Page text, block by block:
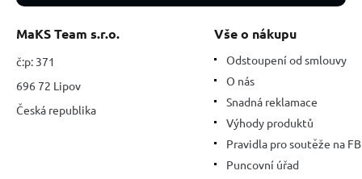
MaKS Team s.r.o.
č:p: 371
696 72 Lipov
Česká republika
Vše o nákupu
Odstoupení od smlouvy
O nás
Snadná reklamace
Výhody produktů
Pravidla pro soutěže na FB
Puncovní úřad